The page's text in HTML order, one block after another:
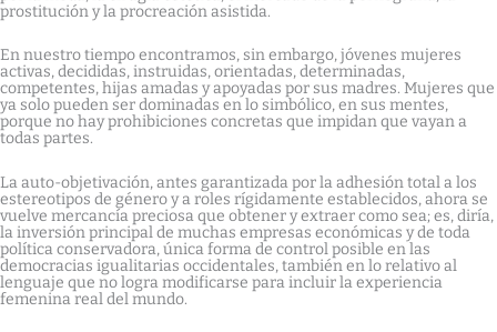
prostitución y la procreación asistida.
En nuestro tiempo encontramos, sin embargo, jóvenes mujeres
activas, decididas, instruidas, orientadas, determinadas,
competentes, hijas amadas y apoyadas por sus madres. Mujeres que
ya solo pueden ser dominadas en lo simbólico, en sus mentes,
porque no hay prohibiciones concretas que impidan que vayan a
todas partes.
La auto-objetivación, antes garantizada por la adhesión total a los
estereotipos de género y a roles rígidamente establecidos, ahora se
vuelve mercancía preciosa que obtener y extraer como sea; es, diría,
la inversión principal de muchas empresas económicas y de toda
política conservadora, única forma de control posible en las
democracias igualitarias occidentales, también en lo relativo al
lenguaje que no logra modificarse para incluir la experiencia
femenina real del mundo.